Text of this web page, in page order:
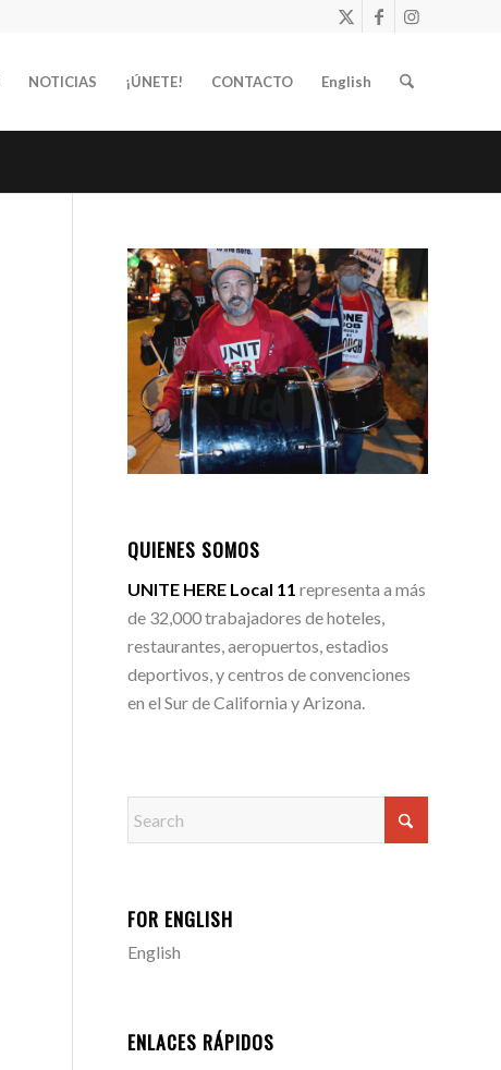
NOTICIAS ¡ÚNETE! CONTACTO English
QUIENES SOMOS
UNITE HERE Local 11 representa a más
de 32,000 trabajadores de hoteles,
restaurantes, aeropuertos, estadios
deportivos, y centros de convenciones
en el Sur de California y Arizona.
FOR ENGLISH
English
ENLACES RÁPIDOS